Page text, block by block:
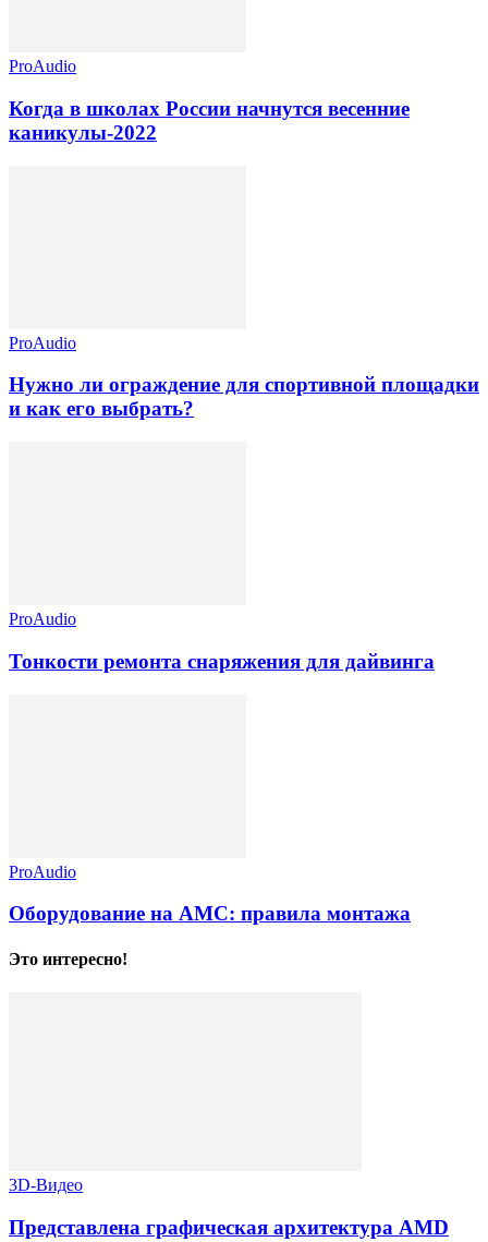
ProAudio
Когда в школах России начнутся весенние
каникулы-2022
ProAudio
Нужно ли ограждение для спортивной площадки
и как его выбрать?
ProAudio
Тонкости ремонта снаряжения для дайвинга
ProAudio
Оборудование на АМС: правила монтажа
Это интересно!
3D-Видео
Представлена графическая архитектура AMD